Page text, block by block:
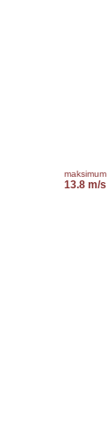
maksimum
13.8 m/s